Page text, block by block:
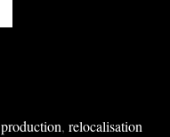
production, relocalisation